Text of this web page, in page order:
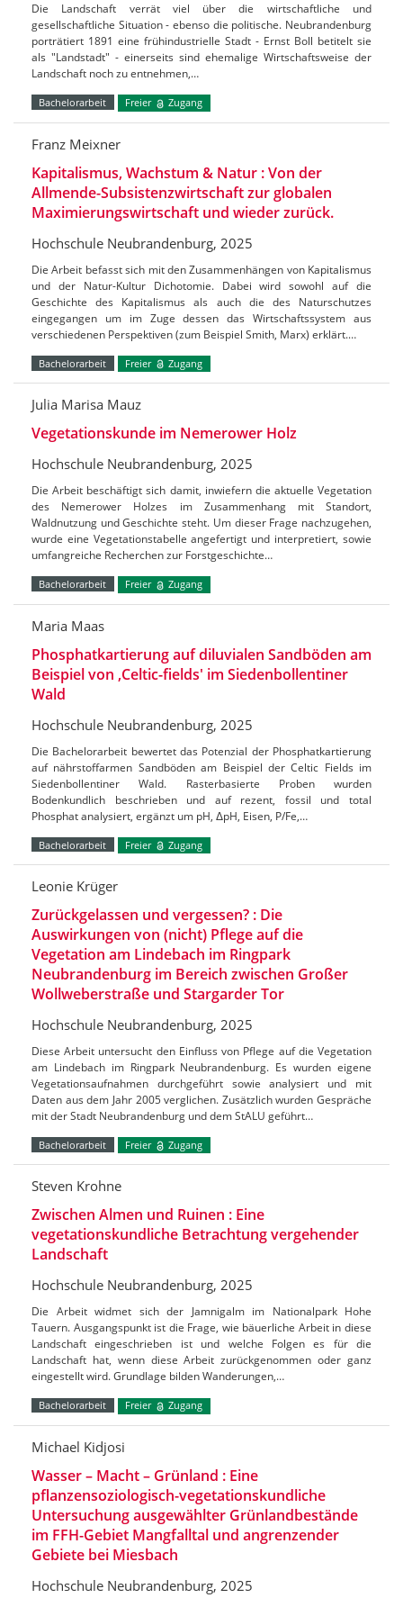
Die Landschaft verrät viel über die wirtschaftliche und
gesellschaftliche Situation - ebenso die politische. Neubrandenburg
porträtiert 1891 eine frühindustrielle Stadt - Ernst Boll betitelt sie
als "Landstadt" - einerseits sind ehemalige Wirtschaftsweise der
Landschaft noch zu entnehmen,…
Bachelorarbeit Freier Zugang
Franz Meixner
Kapitalismus, Wachstum & Natur : Von der
Allmende-Subsistenzwirtschaft zur globalen
Maximierungswirtschaft und wieder zurück.
Hochschule Neubrandenburg, 2025
Die Arbeit befasst sich mit den Zusammenhängen von Kapitalismus
und der Natur-Kultur Dichotomie. Dabei wird sowohl auf die
Geschichte des Kapitalismus als auch die des Naturschutzes
eingegangen um im Zuge dessen das Wirtschaftssystem aus
verschiedenen Perspektiven (zum Beispiel Smith, Marx) erklärt.…
Bachelorarbeit Freier Zugang
Julia Marisa Mauz
Vegetationskunde im Nemerower Holz
Hochschule Neubrandenburg, 2025
Die Arbeit beschäftigt sich damit, inwiefern die aktuelle Vegetation
des Nemerower Holzes im Zusammenhang mit Standort,
Waldnutzung und Geschichte steht. Um dieser Frage nachzugehen,
wurde eine Vegetationstabelle angefertigt und interpretiert, sowie
umfangreiche Recherchen zur Forstgeschichte…
Bachelorarbeit Freier Zugang
Maria Maas
Phosphatkartierung auf diluvialen Sandböden am
Beispiel von ‚Celtic-fields' im Siedenbollentiner
Wald
Hochschule Neubrandenburg, 2025
Die Bachelorarbeit bewertet das Potenzial der Phosphatkartierung
auf nährstoffarmen Sandböden am Beispiel der Celtic Fields im
Siedenbollentiner Wald. Rasterbasierte Proben wurden
Bodenkundlich beschrieben und auf rezent, fossil und total
Phosphat analysiert, ergänzt um pH, ΔpH, Eisen, P/Fe,…
Bachelorarbeit Freier Zugang
Leonie Krüger
Zurückgelassen und vergessen? : Die
Auswirkungen von (nicht) Pflege auf die
Vegetation am Lindebach im Ringpark
Neubrandenburg im Bereich zwischen Großer
Wollweberstraße und Stargarder Tor
Hochschule Neubrandenburg, 2025
Diese Arbeit untersucht den Einfluss von Pflege auf die Vegetation
am Lindebach im Ringpark Neubrandenburg. Es wurden eigene
Vegetationsaufnahmen durchgeführt sowie analysiert und mit
Daten aus dem Jahr 2005 verglichen. Zusätzlich wurden Gespräche
mit der Stadt Neubrandenburg und dem StALU geführt…
Bachelorarbeit Freier Zugang
Steven Krohne
Zwischen Almen und Ruinen : Eine
vegetationskundliche Betrachtung vergehender
Landschaft
Hochschule Neubrandenburg, 2025
Die Arbeit widmet sich der Jamnigalm im Nationalpark Hohe
Tauern. Ausgangspunkt ist die Frage, wie bäuerliche Arbeit in diese
Landschaft eingeschrieben ist und welche Folgen es für die
Landschaft hat, wenn diese Arbeit zurückgenommen oder ganz
eingestellt wird. Grundlage bilden Wanderungen,…
Bachelorarbeit Freier Zugang
Michael Kidjosi
Wasser – Macht – Grünland : Eine
pflanzensoziologisch-vegetationskundliche
Untersuchung ausgewählter Grünlandbestände
im FFH-Gebiet Mangfalltal und angrenzender
Gebiete bei Miesbach
Hochschule Neubrandenburg, 2025